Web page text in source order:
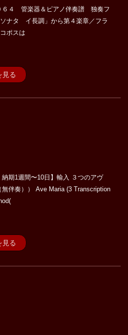
６４ 管楽器＆ピアノ伴奏譜 独奏フ
ナタ イ長調」から第４楽章／フラ
ポスは
見る
期1週間〜10日】輸入 ３つのアヴ
伴奏）） Ave Maria (3 Transcription
見る